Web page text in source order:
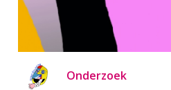
Onderzoek